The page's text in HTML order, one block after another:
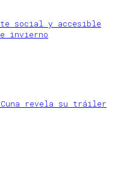
social y accesible
invierno
Cuna revela su tráiler